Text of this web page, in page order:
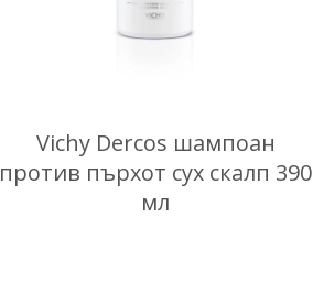
Vichy Dercos шампоан
против пърхот сух скалп 390
мл